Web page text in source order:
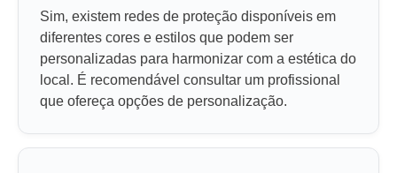
Sim, existem redes de proteção disponíveis em
diferentes cores e estilos que podem ser
personalizadas para harmonizar com a estética do
local. É recomendável consultar um profissional
que ofereça opções de personalização.